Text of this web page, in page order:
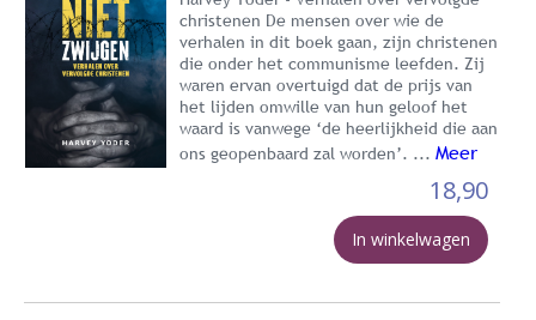
christenen De mensen over wie de
verhalen in dit boek gaan, zijn christenen
die onder het communisme leefden. Zij
waren ervan overtuigd dat de prijs van
het lijden omwille van hun geloof het
waard is vanwege ‘de heerlijkheid die aan
ons geopenbaard zal worden’. ... Meer
18,90
In winkelwagen